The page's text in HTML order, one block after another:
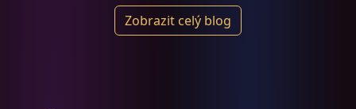
Zobrazit celý blog